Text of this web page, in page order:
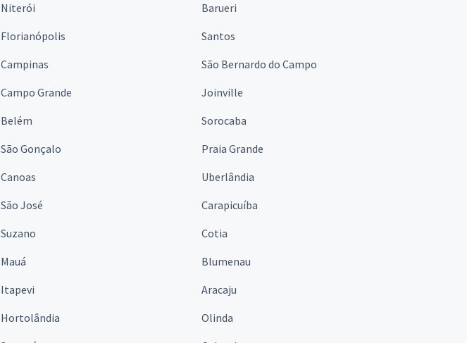
Niterói
Barueri
Florianópolis
Santos
Campinas
São Bernardo do Campo
Campo Grande
Joinville
Belém
Sorocaba
São Gonçalo
Praia Grande
Canoas
Uberlândia
São José
Carapicuíba
Suzano
Cotia
Mauá
Blumenau
Itapevi
Aracaju
Hortolândia
Olinda